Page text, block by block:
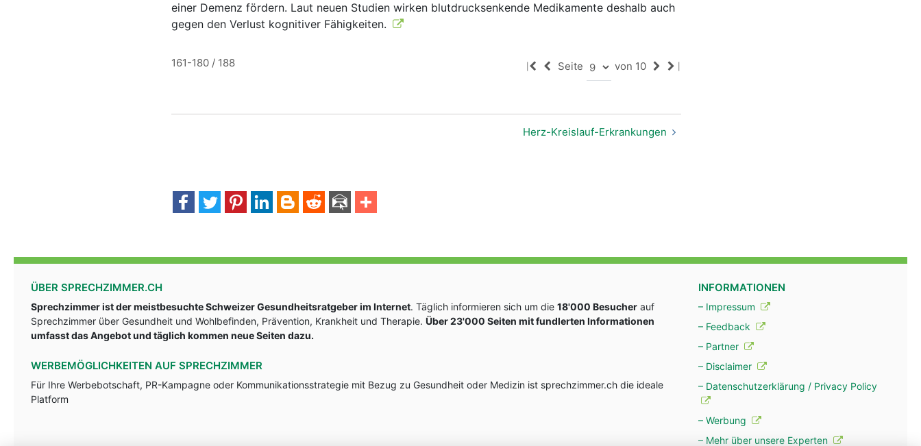
einer Demenz fördern. Laut neuen Studien wirken blutdrucksenkende Medikamente deshalb auch
gegen den Verlust kognitiver Fähigkeiten.
161-180 / 188 Seite von 10
Herz-Kreislauf-Erkrankungen
ÜBER SPRECHZIMMER.CH
Sprechzimmer ist der meistbesuchte Schweizer Gesundheitsratgeber im Internet. Täglich informieren sich um die 18'000 Besucher auf
Sprechzimmer über Gesundheit und Wohlbefinden, Prävention, Krankheit und Therapie. Über 23'000 Seiten mit fundlerten Informationen
umfasst das Angebot und täglich kommen neue Seiten dazu.
WERBEMÖGLICHKEITEN AUF SPRECHZIMMER
Für Ihre Werbebotschaft, PR-Kampagne oder Kommunikationsstrategie mit Bezug zu Gesundheit oder Medizin ist sprechzimmer.ch die ideale
Platform
INFORMATIONEN
– Impressum
– Feedback
– Partner
– Disclaimer
– Datenschutzerklärung / Privacy Policy
– Werbung
– Mehr über unsere Experten